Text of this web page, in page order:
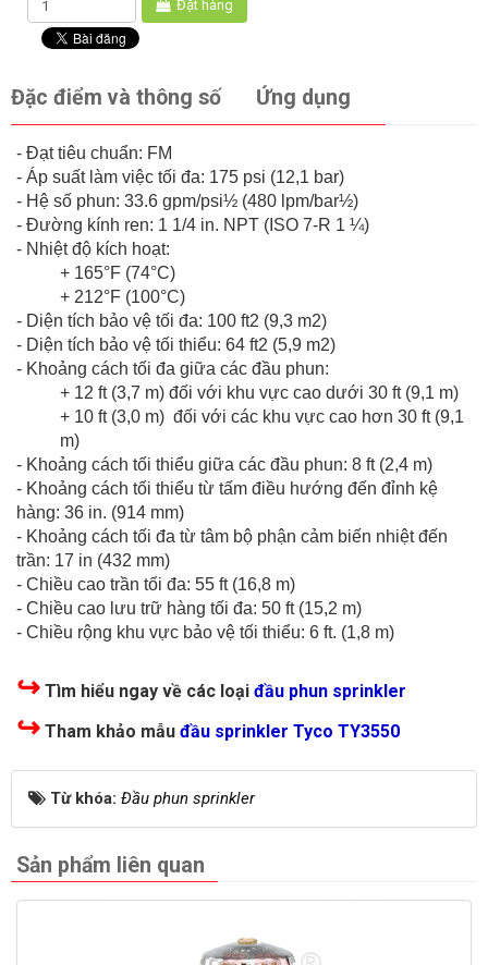
Đặt hàng
Đặc điểm và thông số Ứng dụng
- Đạt tiêu chuẩn: FM
- Áp suất làm việc tối đa: 175 psi (12,1 bar)
- Hệ số phun: 33.6 gpm/psi½ (480 lpm/bar½)
- Đường kính ren: 1 1/4 in. NPT (ISO 7-R 1 ¼)
- Nhiệt độ kích hoạt:
+ 165°F (74°C)
+ 212°F (100°C)
- Diện tích bảo vệ tối đa: 100 ft2 (9,3 m2)
- Diện tích bảo vệ tối thiểu: 64 ft2 (5,9 m2)
- Khoảng cách tối đa giữa các đầu phun:
+ 12 ft (3,7 m) đối với khu vực cao dưới 30 ft (9,1 m)
+ 10 ft (3,0 m) đối với các khu vực cao hơn 30 ft (9,1
m)
- Khoảng cách tối thiểu giữa các đầu phun: 8 ft (2,4 m)
- Khoảng cách tối thiểu từ tấm điều hướng đến đỉnh kệ
hàng: 36 in. (914 mm)
- Khoảng cách tối đa từ tâm bộ phận cảm biến nhiệt đến
trần: 17 in (432 mm)
- Chiều cao trần tối đa: 55 ft (16,8 m)
- Chiều cao lưu trữ hàng tối đa: 50 ft (15,2 m)
- Chiều rộng khu vực bảo vệ tối thiểu: 6 ft. (1,8 m)
↪ Tìm hiểu ngay về các loại đầu phun sprinkler
↪ Tham khảo mẫu đầu sprinkler Tyco TY3550
Từ khóa: Đầu phun sprinkler
Sản phẩm liên quan